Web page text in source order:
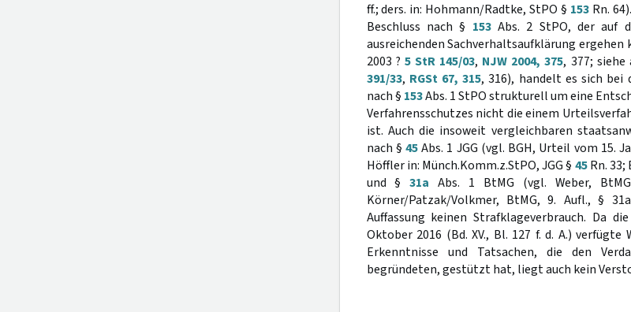
ff.; ders. in: Hohmann/Radtke, StPO § 153Rn.
Beschluss nach § 153Abs. 2 StPO, der auf
ausreichenden Sachverhaltsaufklärung ergehen
2003 ? 5 StR 145/03, NJW 2004, 375, 377;
391/33, RGSt 67, 315, 316), handelt es sich
nach § 153Abs. 1 StPO strukturell um eine
Verfahrensschutzes nicht die einem
ist. Auch die insoweit vergleichbaren
nach § 45Abs. 1 JGG (vgl. BGH, Urteil vom 15.
Höffler in: Münch.Komm.z.StPO, JGG § 45Rn. 33;
und §31a Abs. 1 BtMG (vgl. Weber,
Körner/Patzak/Volkmer, BtMG, 9. Aufl., §
Auffassung keinen Strafklageverbrauch. Da
Oktober 2016 (Bd. XV., Bl. 127 f. d. A.) verfügte
Erkenntnisse und Tatsachen, die den
begründeten, gestützt hat, liegt auch kein